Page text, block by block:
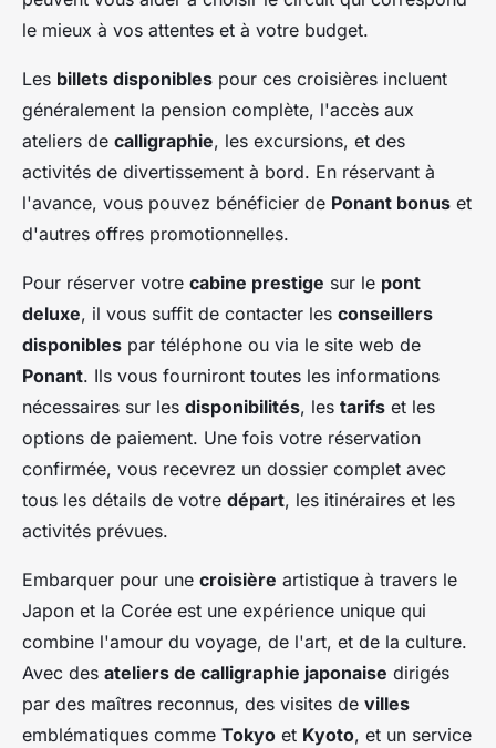
le mieux à vos attentes et à votre budget.
Les billets disponibles pour ces croisières incluent
généralement la pension complète, l'accès aux
ateliers de calligraphie, les excursions, et des
activités de divertissement à bord. En réservant à
l'avance, vous pouvez bénéficier de Ponant bonus et
d'autres offres promotionnelles.
Pour réserver votre cabine prestige sur le pont
deluxe, il vous suffit de contacter les conseillers
disponibles par téléphone ou via le site web de
Ponant. Ils vous fourniront toutes les informations
nécessaires sur les disponibilités, les tarifs et les
options de paiement. Une fois votre réservation
confirmée, vous recevrez un dossier complet avec
tous les détails de votre départ, les itinéraires et les
activités prévues.
Embarquer pour une croisière artistique à travers le
Japon et la Corée est une expérience unique qui
combine l'amour du voyage, de l'art, et de la culture.
Avec des ateliers de calligraphie japonaise dirigés
par des maîtres reconnus, des visites de villes
emblématiques comme Tokyo et Kyoto, et un service